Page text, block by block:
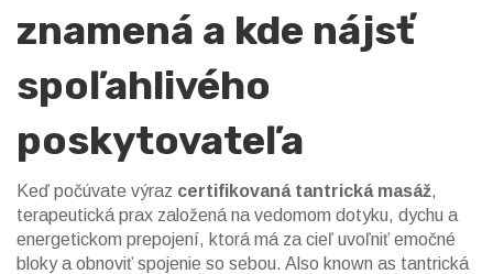
znamená a kde nájsť
spoľahlivého
poskytovateľa
Keď počúvate výraz certifikovaná tantrická masáž,
terapeutická prax založená na vedomom dotyku, dychu a
energetickom prepojení, ktorá má za cieľ uvoľniť emočné
bloky a obnoviť spojenie so sebou. Also known as tantrická